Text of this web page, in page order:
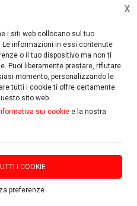
i siti web collocano sul tuo
informazioni in essi contenute
o il tuo dispositivo ma non ti
Puoi liberamente prestare, rifiutare
momento, personalizzando le
tutti i cookie ti offre certamente
sito web.
sui cookie e la nostra
I COOKIE
preferenze
X
D